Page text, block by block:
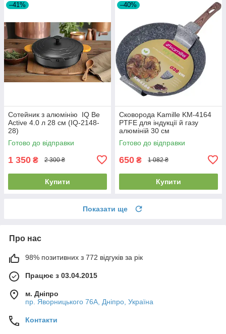
–41%
Сотейник з алюмінію IQ Be
Active 4.0 л 28 см (IQ-2148-
28)
Готово до відправки
1 350 ₴ 2 300 ₴
Купити
–40%
Сковорода Kamille KM-4164
PTFE для індукції й газу
алюміній 30 см
Готово до відправки
650 ₴ 1 082 ₴
Купити
Показати ще
Про нас
98% позитивних з 772 відгуків за рік
Працює з 03.04.2015
м. Дніпро
пр. Яворницького 76А, Дніпро, Україна
Контакти